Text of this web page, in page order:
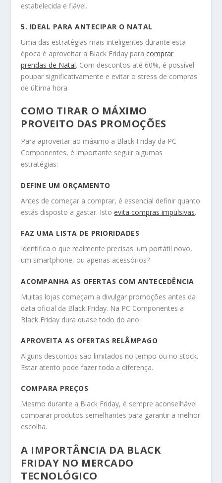
estabelecida e fiável.
5. IDEAL PARA ANTECIPAR O NATAL
Uma das estratégias mais inteligentes durante esta
época é aproveitar a Black Friday paracomprar
prendas de Natal. Com descontos até 60%, é possível
poupar significativamente e evitar o stress de compras
de última hora.
COMO TIRAR O MÁXIMO
PROVEITO DAS PROMOÇÕES
Para aproveitar ao máximo a Black Friday da PC
Componentes, é importante seguir algumas
estratégias:
DEFINE UM ORÇAMENTO
Antes de começar a comprar, é essencial definir quanto
estás disposto a gastar. Istoevita compras impulsivas.
FAZ UMA LISTA DE PRIORIDADES
Identifica o que realmente precisas: um portátil novo,
um smartphone, ou apenas acessórios?
ACOMPANHA AS OFERTAS COM ANTECEDÊNCIA
Muitas lojas começam a divulgar promoções antes da
data oficial da Black Friday. Na PC Componentes a
Black Friday dura quase todo do ano.
APROVEITA AS OFERTAS RELÂMPAGO
Alguns descontos são limitados no tempo ou no stock.
Estar atento pode fazer toda a diferença.
COMPARA PREÇOS
Mesmo durante a Black Friday, é sempre aconselhável
comparar produtos semelhantes para garantir a melhor
escolha.
A IMPORTÂNCIA DA BLACK
FRIDAY NO MERCADO
TECNOLÓGICO